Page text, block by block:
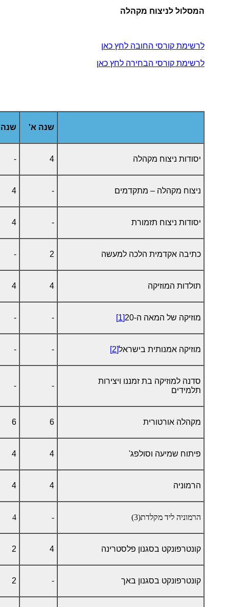
המסלול לניצוח מקהלה
לרשימת קורסי החובה לחץ כאן
לרשימת קורסי הבחירה לחץ כאן
שנה א'
יסודות ניצוח מקהלה 4
-
ניצוח מקהלה – מתקדמים -
4
יסודות ניצוח תזמורת -
4
כתיבה אקדמית הלכה למעשה 2
-
תולדות המוזיקה 4
4
מוזיקה של המאה ה-20 [1]
-
-
מוזיקה אמנותית בישראל[2]
-
-
סדנה למוזיקה בת זמננו ויצירות
תלמידים
-
-
מקהלה אורטורית 6
6
פיתוח שמיעה וסולפג' 4
4
הרמוניה 4
4
הרמוניה ליד מקלדת(3) -
4
קונטרפונקט בסגנון פלסטרינה 4
2
קונטרפונקט בסגנון באך -
2